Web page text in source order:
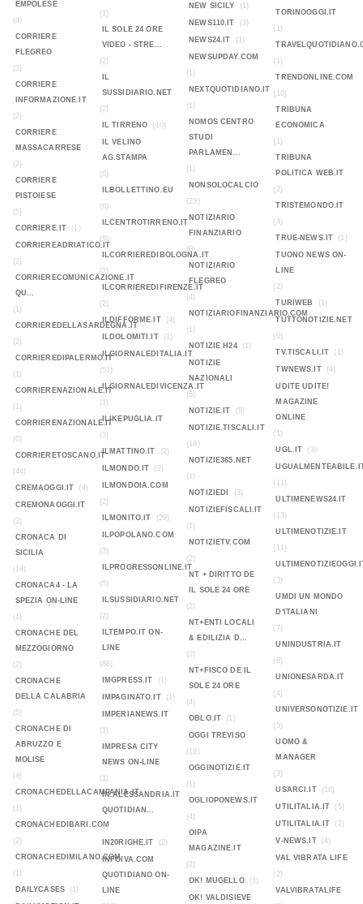
EMPOLESE
(4)
CORRIERE
FLEGREO
(3)
CORRIERE
INFORMAZIONE.IT
(2)
CORRIERE
MASSACARRESE
(2)
CORRIERE
PISTOIESE
(5)
CORRIERE.IT
(1)
CORRIEREADRIATICO.IT
(2)
CORRIERECOMUNICAZIONE.IT
QU...
(1)
CORRIEREDELLASARDEGNA.IT
(2)
CORRIEREDIPALERMO.IT
(1)
CORRIERENAZIONALE.IT
(1)
CORRIERENAZIONALE.IT
(0)
CORRIERETOSCANO.IT
(44)
CREMAOGGI.IT
(4)
CREMONAOGGI.IT
(3)
CRONACA DI
SICILIA
(14)
CRONACA4 - LA
SPEZIA ON-LINE
(1)
CRONACHE DEL
MEZZOGIORNO
(2)
CRONACHE
DELLA CALABRIA
(5)
CRONACHE DI
ABRUZZO E
MOLISE
(4)
CRONACHEDELLACAMPANIA.IT
(1)
CRONACHEDIBARI.COM
(2)
CRONACHEDIMILANO.COM
(1)
DAILYCASES
(1)
(1)
IL SOLE 24 ORE
VIDEO - STRE...
(2)
IL
SUSSIDIARIO.NET
(2)
IL TIRRENO
(10)
IL VELINO
AG.STAMPA
(6)
ILBOLLETTINO.EU
(6)
ILCENTROTIRRENO.IT
(9)
ILCORRIEREDIBOLOGNA.IT
(2)
ILCORRIEREDIFIRENZE.IT
(2)
ILDIFFORME.IT
(4)
ILDOLOMITI.IT (1)
ILGIORNALEDITALIA.IT
(51)
ILGIORNALEDIVICENZA.IT
(1)
ILIKEPUGLIA.IT
(3)
ILMATTINO.IT
(2)
ILMONDO.IT (2)
ILMONDOIA.COM
(2)
ILMONITO.IT
(29)
ILPOPOLANO.COM
(3)
ILPROGRESSONLINE.IT
(5)
ILSUSSIDIARIO.NET
(2)
ILTEMPO.IT ON-
LINE
(88)
IMGPRESS.IT
(1)
IMPAGINATO.IT (1)
IMPERIANEWS.IT
(1)
IMPRESA CITY
NEWS ON-LINE
(1)
IN.ALESSANDRIA.IT
QUOTIDIAN...
(1)
IN20RIGHE.IT
(2)
INFOIVA.COM
QUOTIDIANO ON-
LINE
NEW SICILY
(1)
NEWS110.IT (3)
NEWS24.IT (1)
NEWSUPDAY.COM
(1)
NEXTQUOTIDIANO.IT
(1)
NOMOS CENTRO
STUDI
PARLAMEN...
(1)
NONSOLOCALCIO
(23)
NOTIZIARIO
FINANZIARIO
(0)
NOTIZIARIO
FLEGREO
(4)
NOTIZIARIOFINANZIARIO.COM
(1)
NOTIZIE H24
(1)
NOTIZIE
NAZIONALI
(5)
NOTIZIE.IT
(9)
NOTIZIE.TISCALI.IT
(18)
NOTIZIE365.NET
(1)
NOTIZIEDI
(3)
NOTIZIEFISCALI.IT
(1)
NOTIZIETV.COM
(2)
NT + DIRITTO DE
IL SOLE 24 ORE
(2)
NT+ENTI LOCALI
& EDILIZIA D...
(3)
NT+FISCO DE IL
SOLE 24 ORE
(4)
OBLO.IT
(1)
OGGI TREVISO
(18)
OGGINOTIZIE.IT
(1)
OGLIOPONEWS.IT
(4)
OIPA
MAGAZINE.IT
(2)
OK! MUGELLO
(1)
OK! VALDISIEVE
TORINOOGGI.IT
(1)
(1)
TRENDONLINE.COM
(10)
TRIBUNA
ECONOMICA
(1)
TRIBUNA
POLITICA WEB.IT
(2)
TRISTEMONDO.IT
(4)
TRUE-NEWS.IT
(1)
TUONO NEWS ON-
LINE
(2)
TURIWEB
(1)
TUTTONOTIZIE.NET
(0)
TV.TISCALI.IT
(1)
TWNEWS.IT (4)
UDITE UDITE!
MAGAZINE
ONLINE
(1)
UGL.IT
(3)
(11)
ULTIMENEWS24.IT
(13)
ULTIMENOTIZIE.IT
(11)
(3)
UMDI UN MONDO
D'ITALIANI
(7)
UNINDUSTRIA.IT
(8)
UNIONESARDA.IT
(4)
UNIVERSONOTIZIE.IT
(5)
UOMO &
MANAGER
(3)
USARCI.IT
(10)
UTILITALIA.IT (5)
UTILITALIA.IT (2)
V-NEWS.IT (4)
VAL VIBRATA LIFE
(2)
VALVIBRATALIFE